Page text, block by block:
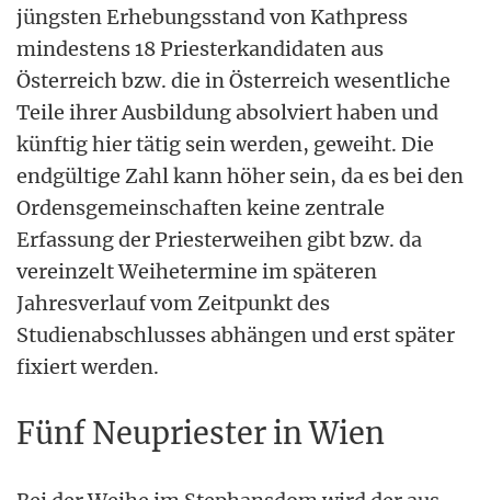
jüngsten Erhebungsstand von Kathpress
mindestens 18 Priesterkandidaten aus
Österreich bzw. die in Österreich wesentliche
Teile ihrer Ausbildung absolviert haben und
künftig hier tätig sein werden, geweiht. Die
endgültige Zahl kann höher sein, da es bei den
Ordensgemeinschaften keine zentrale
Erfassung der Priesterweihen gibt bzw. da
vereinzelt Weihetermine im späteren
Jahresverlauf vom Zeitpunkt des
Studienabschlusses abhängen und erst später
fixiert werden.
Fünf Neupriester in Wien